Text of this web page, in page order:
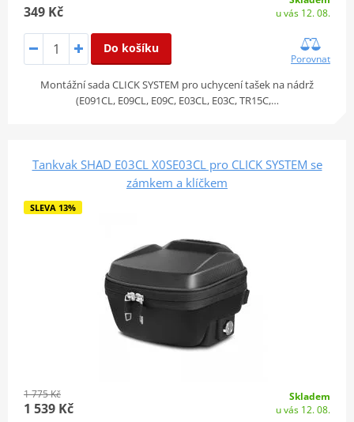
349 Kč
u vás 12. 08.
Do košíku
Porovnat
Montážní sada CLICK SYSTEM pro uchycení tašek na nádrž
(E091CL, E09CL, E09C, E03CL, E03C, TR15C,…
Tankvak SHAD E03CL X0SE03CL pro CLICK SYSTEM se
zámkem a klíčkem
SLEVA 13%
1 775 Kč
1 539 Kč
Skladem
u vás 12. 08.